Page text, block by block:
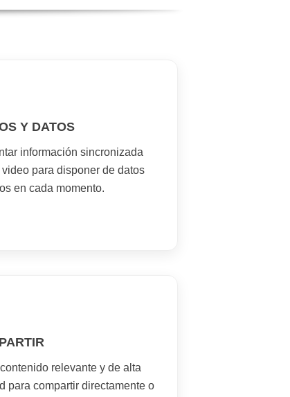
Y DATOS
información sincronizada
para disponer de datos
en cada momento.
relevante y de alta
para compartir directamente o